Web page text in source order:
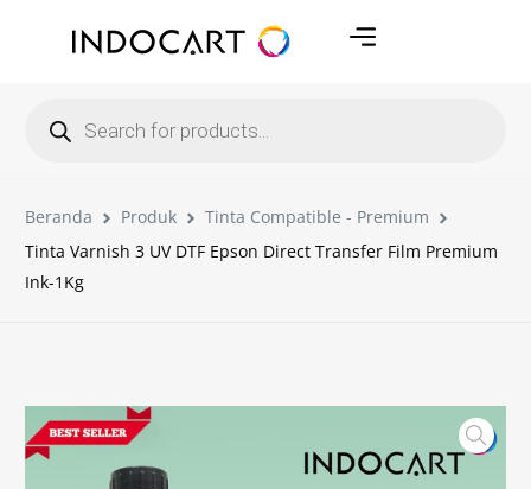
Beranda Produk
Tinta Compatible - Premium
Tinta Varnish 3 UV DTF Epson Direct Transfer Film Premium
Ink-1Kg